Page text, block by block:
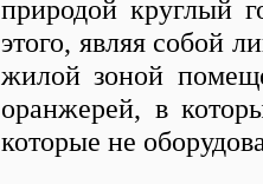
природой круглый
этого, являя собой
жилой зоной
оранжерей, в
которые не